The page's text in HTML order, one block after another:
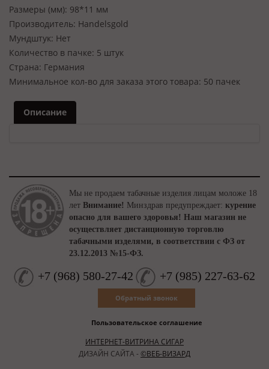
Размеры (мм): 98*11 мм
Производитель: Handelsgold
Мундштук: Нет
Количество в пачке: 5 штук
Страна: Германия
Минимальное кол-во для заказа этого товара: 50 пачек
Описание
Мы не продаем табачные изделия лицам моложе 18
лет Внимание! Минздрав предупреждает: курение
опасно для вашего здоровья! Наш магазин не
осуществляет дистанционную торговлю
табачными изделями, в соответствии с ФЗ от
23.12.2013 №15-ФЗ.
+7 (968) 580-27-42 +7 (985) 227-63-62
Обратный звонок
Пользовательское соглашение
ИНТЕРНЕТ-ВИТРИНА СИГАР
ДИЗАЙН САЙТА - ©ВЕБ-ВИЗАРД